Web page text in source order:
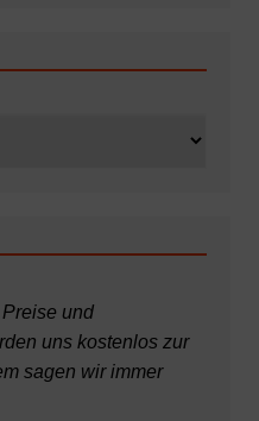
und
uns kostenlos zur
sagen wir immer